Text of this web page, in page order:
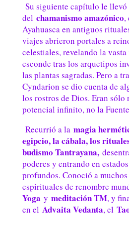
Su siguiente capítulo le
del chamanismo amazónico,
Ayahuasca en antiguos
viajes abrieron portales a
celestiales, revelando la
esconde tras los arquetipos
las plantas sagradas. Pero a
Cyndarion se dio cuenta de
los rostros de Dios. Eran sólo
potencial infinito, no la
Recurrió a la magia
egipcio, la cábala, los
budismo Tantrayana,
poderes y entrando en
profundos. Conoció a muchos
espirituales de renombre
Yoga y meditación TM, y
en el Advaita Vedanta, el